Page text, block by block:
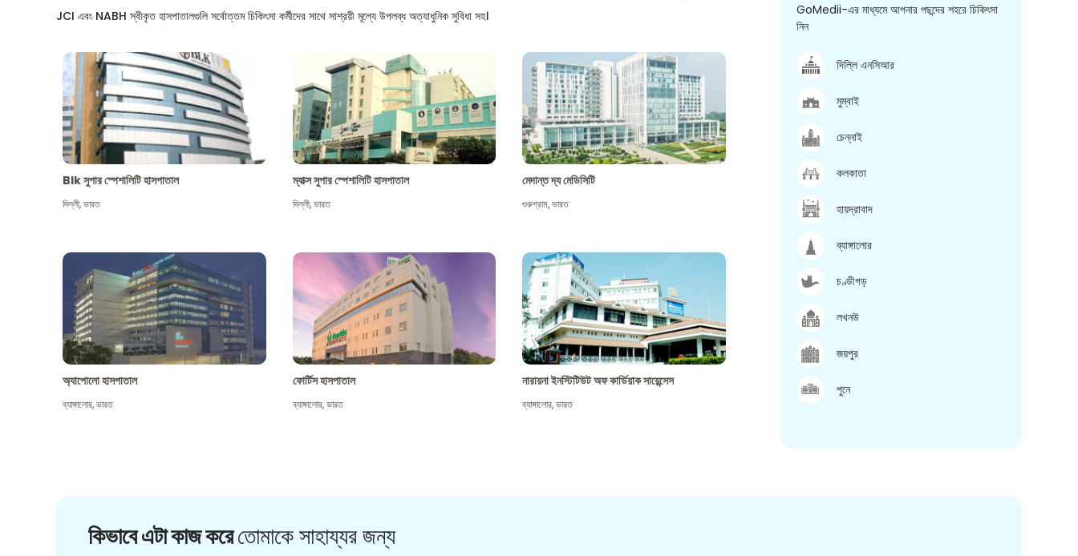
JCI এবং NABH স্বীকৃত হাসপাতালগুলি সর্বোত্তম চিকিৎসা কর্মীদের সাথে সাশ্রয়ী মূল্যে উপলব্ধ অত্যাধুনিক সুবিধা সহ।
Blk সুপার স্পেশালিটি হাসপাতাল
দিল্লী,ভারত
ম্যাক্স সুপার স্পেশালিটি হাসপাতাল
দিল্লী,ভারত
মেদান্ত দ্য মেডিসিটি
গুরুগ্রাম,ভারত
অ্যাপোলো হাসপাতাল
ব্যাঙ্গালোর,ভারত
ফোর্টিস হাসপাতাল
ব্যাঙ্গালোর,ভারত
নারায়না ইনস্টিটিউট অফ কার্ডিয়াক সায়েন্সেস
ব্যাঙ্গালোর,ভারত
GoMedii-এর মাধ্যমে আপনার পছন্দের শহরে চিকিৎসা
নিন
দিল্লি এনসিআর
মুম্বাই
চেন্নাই
কলকাতা
হায়দ্রাবাদ
ব্যাঙ্গালোর
চণ্ডীগড়
লখনউ
জয়পুর
পুনে
কিভাবে এটা কাজ করেতোমাকে সাহায্যর জন্য